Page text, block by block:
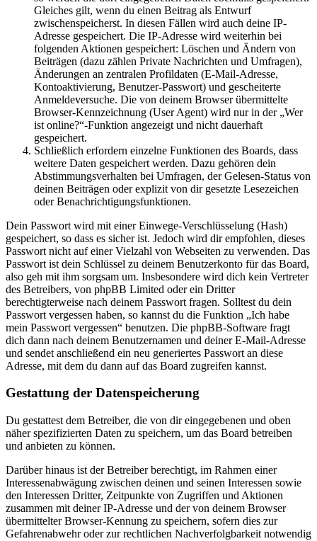
Gleiches gilt, wenn du einen Beitrag als Entwurf
zwischenspeicherst. In diesen Fällen wird auch deine IP-
Adresse gespeichert. Die IP-Adresse wird weiterhin bei
folgenden Aktionen gespeichert: Löschen und Ändern von
Beiträgen (dazu zählen Private Nachrichten und Umfragen),
Änderungen an zentralen Profildaten (E-Mail-Adresse,
Kontoaktivierung, Benutzer-Passwort) und gescheiterte
Anmeldeversuche. Die von deinem Browser übermittelte
Browser-Kennzeichnung (User Agent) wird nur in der „Wer
ist online?“-Funktion angezeigt und nicht dauerhaft
gespeichert.
Schließlich erfordern einzelne Funktionen des Boards, dass
weitere Daten gespeichert werden. Dazu gehören dein
Abstimmungsverhalten bei Umfragen, der Gelesen-Status von
deinen Beiträgen oder explizit von dir gesetzte Lesezeichen
oder Benachrichtigungsfunktionen.
Dein Passwort wird mit einer Einwege-Verschlüsselung (Hash)
gespeichert, so dass es sicher ist. Jedoch wird dir empfohlen, dieses
Passwort nicht auf einer Vielzahl von Webseiten zu verwenden. Das
Passwort ist dein Schlüssel zu deinem Benutzerkonto für das Board,
also geh mit ihm sorgsam um. Insbesondere wird dich kein Vertreter
des Betreibers, von phpBB Limited oder ein Dritter
berechtigterweise nach deinem Passwort fragen. Solltest du dein
Passwort vergessen haben, so kannst du die Funktion „Ich habe
mein Passwort vergessen“ benutzen. Die phpBB-Software fragt
dich dann nach deinem Benutzernamen und deiner E-Mail-Adresse
und sendet anschließend ein neu generiertes Passwort an diese
Adresse, mit dem du dann auf das Board zugreifen kannst.
Gestattung der Datenspeicherung
Du gestattest dem Betreiber, die von dir eingegebenen und oben
näher spezifizierten Daten zu speichern, um das Board betreiben
und anbieten zu können.
Darüber hinaus ist der Betreiber berechtigt, im Rahmen einer
Interessenabwägung zwischen deinen und seinen Interessen sowie
den Interessen Dritter, Zeitpunkte von Zugriffen und Aktionen
zusammen mit deiner IP-Adresse und der von deinem Browser
übermittelter Browser-Kennung zu speichern, sofern dies zur
Gefahrenabwehr oder zur rechtlichen Nachverfolgbarkeit notwendig